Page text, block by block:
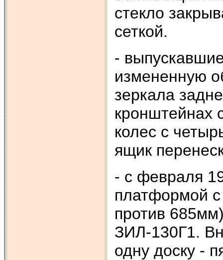
стекло
сеткой.
-
измененную
зеркала
кронштейнах
колес с
ящик
- с февраля
платформой
против
ЗИЛ-130Г1.
одну доску -